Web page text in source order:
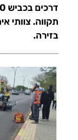
תקווה. צוותי
בזירה.